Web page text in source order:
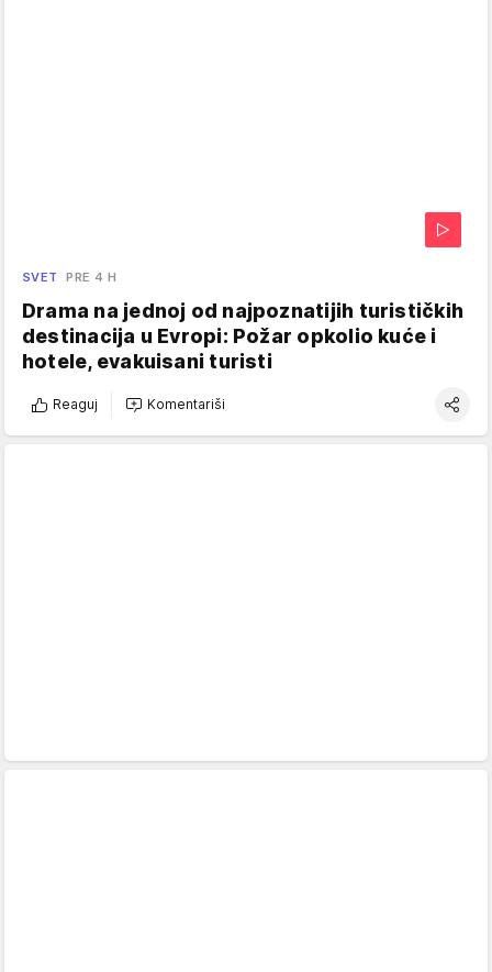
SVET PRE 4 H
Drama na jednoj od najpoznatijih turističkih
destinacija u Evropi: Požar opkolio kuće i
hotele, evakuisani turisti
Reaguj Komentariši